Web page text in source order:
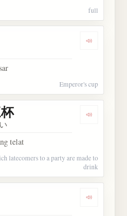
full
Dengarkan
Emperor's cup
Dengarkan
telat
latecomers to a party are made to
drink
Dengarkan